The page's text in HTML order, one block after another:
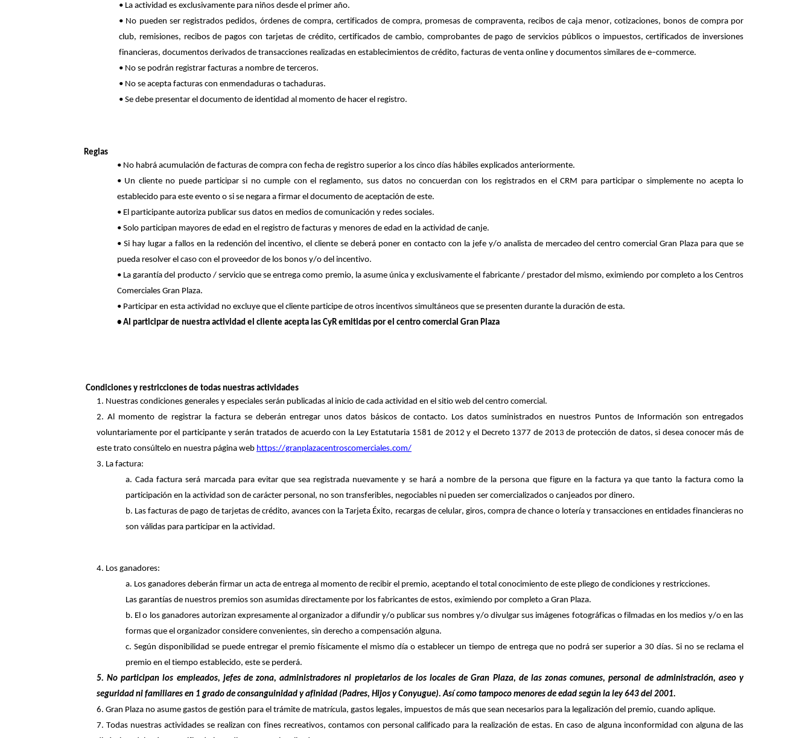
• La actividad es exclusivamente para niños desde el primer año.
• No pueden ser registrados pedidos, órdenes de compra, certificados de compra, promesas de compraventa, recibos de caja menor, cotizaciones, bonos de compra por
club, remisiones, recibos de pagos con tarjetas de crédito,certificados de cambio, comprobantes de pago de servicios públicos o impuestos, certificados de inversiones
financieras, documentos derivados de transacciones realizadas en establecimientos de crédito, facturas de venta online y documentos similares de e–commerce.
• No se podrán registrar facturas a nombre de terceros.
• No se acepta facturas con enmendaduras o tachaduras.
• Se debe presentar el documento de identidad al momento de hacer el registro.
Reglas
• No habrá acumulación de facturas de compra con fecha de registro superior a los cinco días hábiles explicados anteriormente.
• Un cliente no puede participarsi no cumple con el reglamento, sus datos no concuerdan con los registrados en el CRM para participar o simplemente no acepta lo
establecido para este evento o si se negara a firmar el documento de aceptación de este.
• El participante autoriza publicar sus datos en medios de comunicación y redes sociales.
• Solo participan mayores de edad en el registro de facturas y menores de edad en la actividad de canje.
• Si hay lugar a fallos en laredención del incentivo, elcliente se deberá poner en contacto con la jefe y/o analista de mercadeo del centro comercial Gran Plaza para que se
pueda resolver el caso con el proveedor de los bonos y/o del incentivo.
• La garantía del producto / servicio que se entrega como premio, la asume única y exclusivamente el fabricante / prestador del mismo, eximiendo por completo a los Centros
Comerciales Gran Plaza.
• Participar en esta actividad no excluye que el cliente participe de otros incentivos simultáneos que se presenten durante la duración de esta.
• Al participar de nuestra actividad el cliente acepta las CyR emitidas por el centro comercial Gran Plaza
Condiciones y restricciones de todas nuestras actividades
1. Nuestras condiciones generales y especiales serán publicadas al inicio de cada actividad en el sitio web del centro comercial.
2. Al momento de registrar la factura se deberán entregar unos datos básicos de contacto. Los datos suministrados en nuestros Puntos de Información son entregados
voluntariamente por el participante y serán tratados de acuerdo con la Ley Estatutaria 1581 de 2012 y el Decreto 1377 de 2013 de protección de datos, si desea conocer más de
este trato consúltelo en nuestra página web https://granplazacentroscomerciales.com/
3. La factura:
a. Cada factura será marcada para evitar que sea registrada nuevamente y se hará a nombre de la persona que figure en la factura ya que tanto la factura como la
participación en la actividad son de carácter personal, no son transferibles, negociables ni pueden ser comercializados o canjeados por dinero.
b. Las facturas de pago de tarjetas de crédito, avances con la Tarjeta Éxito, recargas de celular, giros, compra de chance o lotería y transacciones en entidades financieras no
son válidas para participar en la actividad.
4. Los ganadores:
a. Los ganadores deberán firmar un acta de entrega al momento de recibir el premio, aceptando el total conocimiento de este pliego de condiciones y restricciones.
Las garantías de nuestros premios son asumidas directamente por los fabricantes de estos, eximiendo por completo a Gran Plaza.
b. El o los ganadores autorizan expresamente al organizador a difundir y/o publicar sus nombres y/o divulgar sus imágenes fotográficas o filmadas en los medios y/o en las
formas que el organizador considere convenientes, sin derecho a compensación alguna.
c. Según disponibilidad se puede entregar el premio físicamente el mismo día o establecer un tiempo de entrega que no podrá ser superior a 30 días. Si no se reclama el
premio en el tiempo establecido, este se perderá.
5. No participan los empleados, jefes de zona, administradores ni propietarios de los locales de Gran Plaza, de las zonas comunes, personal de administración, aseo y
seguridad ni familiares en 1 grado de consanguinidad y afinidad (Padres, Hijos y Conyugue). Así como tampoco menores de edad según la ley 643 del 2001.
6. Gran Plaza no asume gastos de gestión para el trámite de matrícula, gastos legales, impuestos de más que sean necesarios para la legalización del premio, cuando aplique.
7. Todas nuestras actividades se realizan con fines recreativos, contamos con personal calificado para la realización deestas. En caso de alguna inconformidad con alguna de las